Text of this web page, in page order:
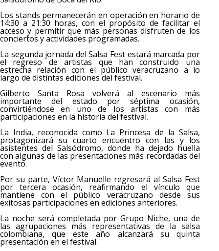
Los stands permanecerán en operación en horario de
14:30 a 21:30 horas, con el propósito de facilitar el
acceso y permitir que más personas disfruten de los
conciertos y actividades programadas.
La segunda jornada del Salsa Fest estará marcada por
el regreso de artistas que han construido una
estrecha relación con el público veracruzano a lo
largo de distintas ediciones del festival.
Gilberto Santa Rosa volverá al escenario más
importante del estado por séptima ocasión,
convirtiéndose en uno de los artistas con más
participaciones en la historia del festival.
La India, reconocida como La Princesa de la Salsa,
protagonizará su cuarto encuentro con las y los
asistentes del Salsódromo, donde ha dejado huella
con algunas de las presentaciones más recordadas del
evento.
Por su parte, Víctor Manuelle regresará al Salsa Fest
por tercera ocasión, reafirmando el vínculo que
mantiene con el público veracruzano desde sus
exitosas participaciones en ediciones anteriores.
La noche será completada por Grupo Niche, una de
las agrupaciones más representativas de la salsa
colombiana, que este año alcanzará su quinta
presentación en el festival.